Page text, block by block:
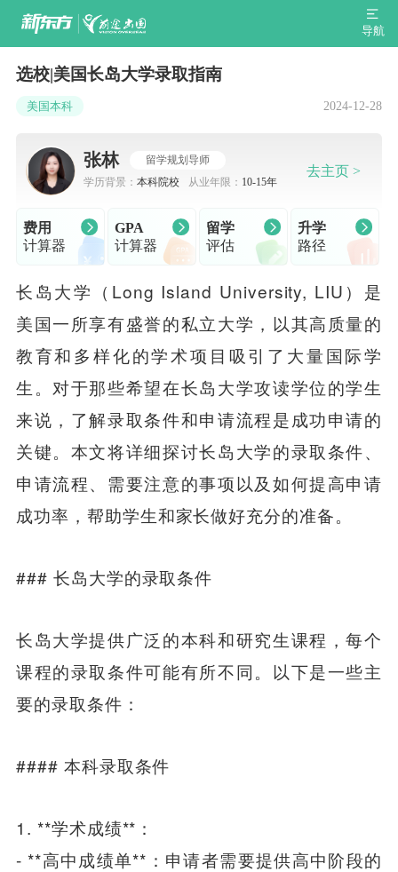
导航
选校|美国长岛大学录取指南
美国本科 2024-12-28
张林
留学规划导师
学历背景： 本科院校 从业年限： 10-15年
去主页 >
费用
计算器
GPA
计算器
留学
评估
升学
路径
长岛大学（Long Island University, LIU）是
美国一所享有盛誉的私立大学，以其高质量的
教育和多样化的学术项目吸引了大量国际学
生。对于那些希望在长岛大学攻读学位的学生
来说，了解录取条件和申请流程是成功申请的
关键。本文将详细探讨长岛大学的录取条件、
申请流程、需要注意的事项以及如何提高申请
成功率，帮助学生和家长做好充分的准备。
### 长岛大学的录取条件
长岛大学提供广泛的本科和研究生课程，每个
课程的录取条件可能有所不同。以下是一些主
要的录取条件：
#### 本科录取条件
1. **学术成绩**：
- **高中成绩单**：申请者需要提供高中阶段的